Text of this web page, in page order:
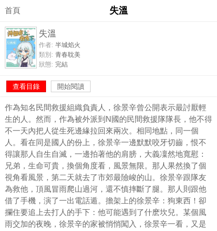
首頁 失溫
失溫
作者: 半城焰火
類別: 青春耽美
狀態: 完結
查看目錄 開始閱讀
作為知名民間救援組織負責人，徐景辛曾公開表示最討厭輕
生的人。然而，作為被外派到N國的民間救援隊隊長，他不得
不一天內把人從生死邊緣拉回來兩次。相同地點，同一個
人。看在同是國人的份上，徐景辛一邊默默咬牙切齒，恨不
得讓那人自生自滅，一邊拍著他的肩膀，大義凜然地寬慰：
兄弟，生命可貴，換個角度看，風景無限。那人果然換了個
視角看風景，第二天就去了市郊最險峻的山。徐景辛跟隊友
為救他，頂風冒雨爬山過河，還不慎摔斷了腿。那人則跟他
借了手機，演了一出電話遁。擔架上的徐景辛：狗東西！卻
攔住要追上去打人的手下：他可能遇到了什麽坎兒。某個風
雨交加的夜晚，徐景辛的家被悄悄闖入，徐景辛一看，又是